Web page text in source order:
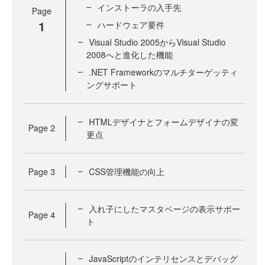
Page
1
インストーラの入手先
ハードウェア要件
Visual Studio 2005からVisual Studio
2008へと進化した機能
.NET Frameworkのマルチターゲッティ
ングサポート
Page 2
HTMLデザイナとフォームデザイナの変
更点
Page 3 CSS管理機能の向上
Page 4
入れ子にしたマスタページの表示サポー
ト
JavaScriptのインテリセンスとデバッグ